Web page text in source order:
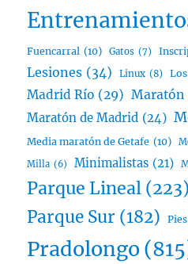
Fuencarral (10) Gatos (7)
Lesiones (34) Linux (8)
Madrid Río (29) Maratón
Maratón de Madrid (24)
Media maratón de Getafe (10)
Milla (6) Minimalistas (21)
Parque Lineal (223)
Parque Sur (182)
Pradolongo